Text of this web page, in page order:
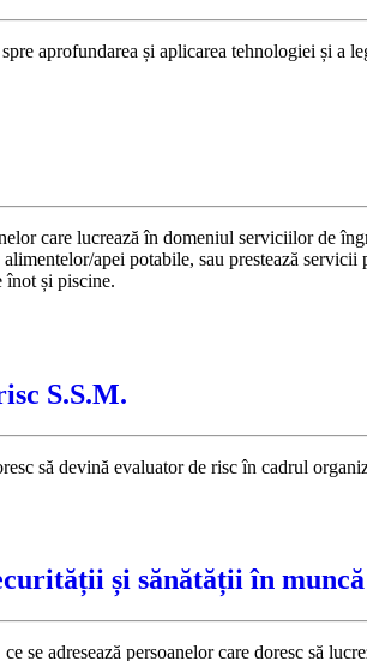
aprofundarea și aplicarea tehnologiei și a
care lucrează în domeniul serviciilor de
apei potabile, sau prestează
înot și piscine.
S.S.M.
să devină evaluator de risc în cadrul
și sănătății în muncă
se adresează persoanelor care doresc să